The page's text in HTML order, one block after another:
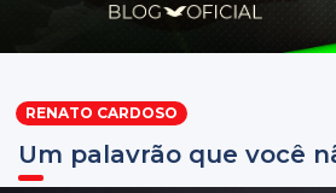
RENATO CARDOSO
Um palavrão que você